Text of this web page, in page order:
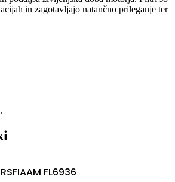
in zagotavljajo natančno prileganje ter
FL6936